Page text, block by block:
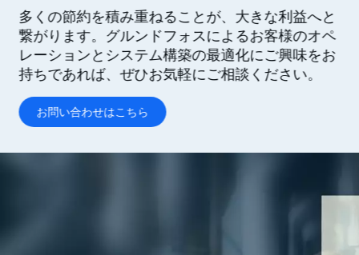
多くの節約を積み重ねることが、大きな利益へと
繋がります。グルンドフォスによるお客様のオペ
レーションとシステム構築の最適化にご興味をお
持ちであれば、ぜひお気軽にご相談ください。
お問い合わせはこちら